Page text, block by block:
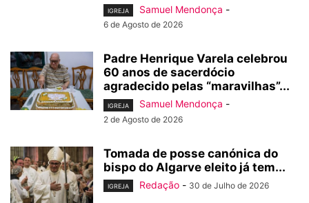
IGREJA Samuel Mendonça -
6 de Agosto de 2026
Padre Henrique Varela celebrou
60 anos de sacerdócio
agradecido pelas “maravilhas”...
IGREJA Samuel Mendonça -
2 de Agosto de 2026
Tomada de posse canónica do
bispo do Algarve eleito já tem...
IGREJA Redação - 30 de Julho de 2026